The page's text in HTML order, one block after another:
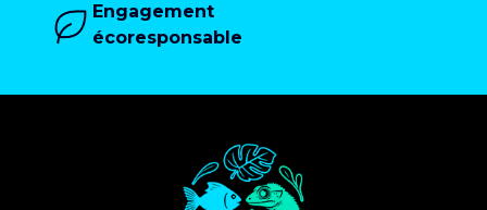
Engagement
écoresponsable